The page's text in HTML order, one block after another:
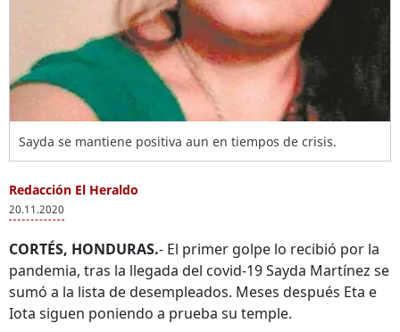
Sayda se mantiene positiva aun en tiempos de crisis.
Redacción El Heraldo
20.11.2020
CORTÉS, HONDURAS.- El primer golpe lo recibió por la
pandemia, tras la llegada del covid-19 Sayda Martínez se
sumó a la lista de desempleados. Meses después Eta e
Iota siguen poniendo a prueba su temple.